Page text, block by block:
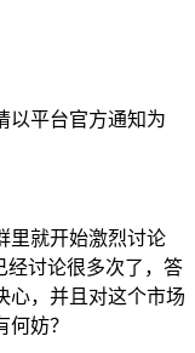
以平台官方通知为
里就开始激烈讨论
经讨论很多次了，答
，并且对这个市场
妨？